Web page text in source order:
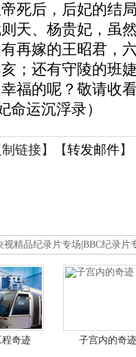
死后，后妃的结
天、杨贵妃，虽
再嫁的王昭君，
；还有守陵的班
福的呢？敬请收
命运沉浮录）
链接】【转发邮件】
视精品纪录片专场 BBC纪录片
奇迹 子宫内的奇迹